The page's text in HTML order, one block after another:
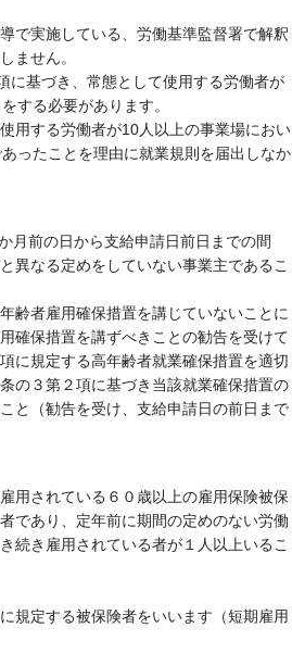
で実施している、労働基準監督署で解釈
ません。
基づき、常態として使用する労働者が
する必要があります。
用する労働者が10人以上の事業場におい
ったことを理由に就業規則を届出しなか
月前の日から支給申請日前日までの間
異なる定めをしていない事業主であるこ
齢者雇用確保措置を講じていないことに
確保措置を講ずべきことの勧告を受けて
に規定する高年齢者就業確保措置を適切
の３第２項に基づき当該就業確保措置の
と（勧告を受け、支給申請日の前日まで
用されている６０歳以上の雇用保険被保
であり、定年前に期間の定めのない労働
続き雇用されている者が１人以上いるこ
規定する被保険者をいいます（短期雇用